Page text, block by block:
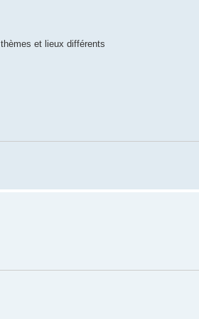
et lieux différents